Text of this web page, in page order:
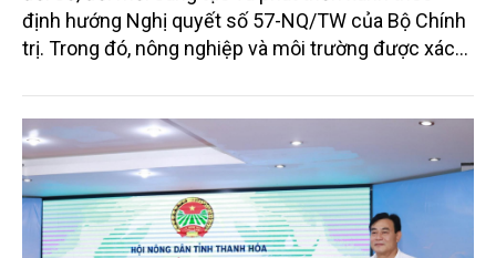
định hướng Nghị quyết số 57-NQ/TW của Bộ Chính
trị. Trong đó, nông nghiệp và môi trường được xác
sắc bởi các tiến bộ công nghệ và cam kết bền vững
toàn cầu, đặc biệt là mục tiêu đưa phát thải ròng
bằng 0 (Net-Zero) vào năm 2050.